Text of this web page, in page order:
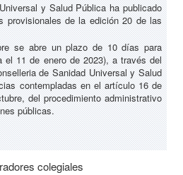
y Salud Pública ha publicado
provisionales de la edición 20 de las
se abre un plazo de 10 días para
el 11 de enero de 2023), a través del
de Sanidad Universal y Salud
contempladas en el artículo 16 de
del procedimiento administrativo
públicas.
colegiales